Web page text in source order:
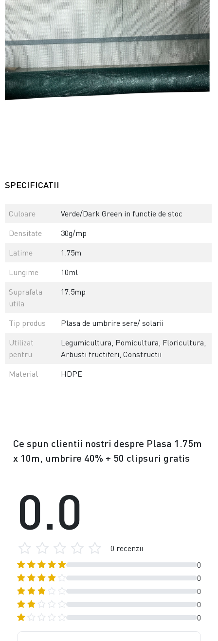
SPECIFICATII
Culoare
Verde/Dark Green in functie de stoc
Densitate
30g/mp
Latime
1.75m
Lungime
10ml
Suprafata
utila
17.5mp
Tip produs
Plasa de umbrire sere/ solarii
Utilizat
pentru
Legumicultura, Pomicultura, Floricultura,
Arbusti fructiferi, Constructii
Material
HDPE
Ce spun clientii nostri despre Plasa 1.75m
x 10m, umbrire 40% + 50 clipsuri gratis
0
0
0
0
0
0.0
0 recenzii